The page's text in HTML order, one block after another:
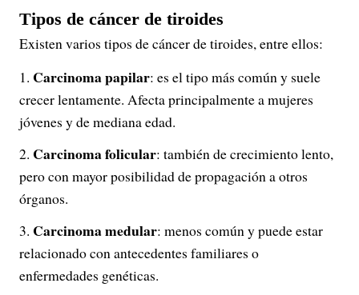
Tipos de cáncer de tiroides
Existen varios tipos de cáncer de tiroides, entre ellos:
Carcinoma papilar: es el tipo más común y suele
crecer lentamente. Afecta principalmente a mujeres
jóvenes y de mediana edad.
Carcinoma folicular: también de crecimiento lento,
pero con mayor posibilidad de propagación a otros
órganos.
Carcinoma medular: menos común y puede estar
relacionado con antecedentes familiares o
enfermedades genéticas.